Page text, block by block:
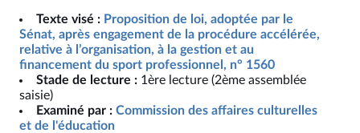
Texte visé : Proposition de loi, adoptée par le
Sénat, après engagement de la procédure accélérée,
relative à l’organisation, à la gestion et au
financement du sport professionnel, n° 1560
Stade de lecture : 1ère lecture (2ème assemblée
saisie)
Examiné par : Commission des affaires culturelles
et de l'éducation